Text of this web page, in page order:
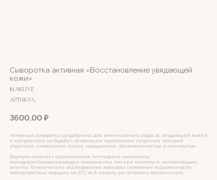
Сыворотка активная «Восстановление увядающей
кожи»
M.AKLIVE
АРТИКУЛ:
3600,00 ₽
Активная сыворотка разработана для интенсивного ухода за увядающей кожей
и направлена на борьбу с основными признаками старения: потерей
упругости, снижением тонуса, морщинами, обезвоженностью и отечностью.
Формула сочетает современные пептидные комплексы,
липидовосстанавливающие компоненты, мягкие кислоты и увлажняющие
агенты. Клинические исследования показали снижение выраженности
поверхностных морщин на 17% за 5 недель регулярного применения.